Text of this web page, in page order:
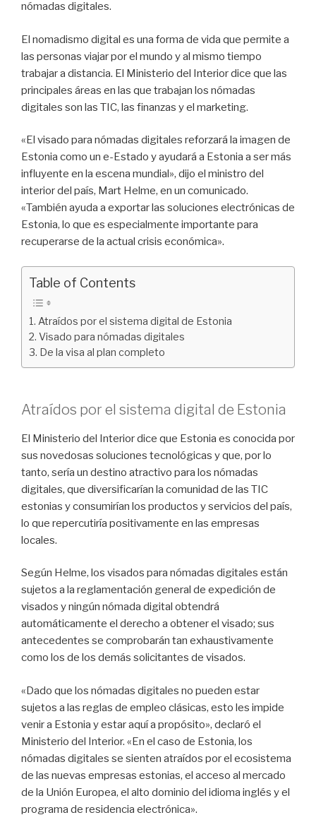
nómadas digitales.
El nomadismo digital es una forma de vida que permite a
las personas viajar por el mundo y al mismo tiempo
trabajar a distancia. El Ministerio del Interior dice que las
principales áreas en las que trabajan los nómadas
digitales son las TIC, las finanzas y el marketing.
«El visado para nómadas digitales reforzará la imagen de
Estonia como un e-Estado y ayudará a Estonia a ser más
influyente en la escena mundial», dijo el ministro del
interior del país, Mart Helme, en un comunicado.
«También ayuda a exportar las soluciones electrónicas de
Estonia, lo que es especialmente importante para
recuperarse de la actual crisis económica».
Table of Contents
Atraídos por el sistema digital de Estonia
Visado para nómadas digitales
De la visa al plan completo
Atraídos por el sistema digital de Estonia
El Ministerio del Interior dice que Estonia es conocida por
sus novedosas soluciones tecnológicas y que, por lo
tanto, sería un destino atractivo para los nómadas
digitales, que diversificarían la comunidad de las TIC
estonias y consumirían los productos y servicios del país,
lo que repercutiría positivamente en las empresas
locales.
Según Helme, los visados para nómadas digitales están
sujetos a la reglamentación general de expedición de
visados y ningún nómada digital obtendrá
automáticamente el derecho a obtener el visado; sus
antecedentes se comprobarán tan exhaustivamente
como los de los demás solicitantes de visados.
«Dado que los nómadas digitales no pueden estar
sujetos a las reglas de empleo clásicas, esto les impide
venir a Estonia y estar aquí a propósito», declaró el
Ministerio del Interior. «En el caso de Estonia, los
nómadas digitales se sienten atraídos por el ecosistema
de las nuevas empresas estonias, el acceso al mercado
de la Unión Europea, el alto dominio del idioma inglés y el
programa de residencia electrónica».